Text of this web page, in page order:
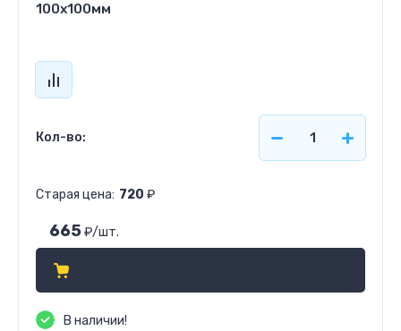
100х100мм
Кол-во:
Старая цена: 720 ₽
665₽/шт.
В наличии!